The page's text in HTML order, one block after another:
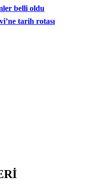
belli oldu
tarih rotası